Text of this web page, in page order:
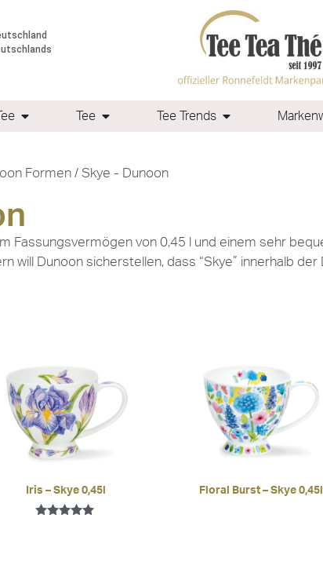
Tee Tee Trends
Formen / Skye - Dunoon
Fassungsvermögen von 0,45 l und einem sehr
will Dunoon sicherstellen, dass “Skye” innerhalb
Iris – Skye 0,45l Floral Burst – Skye 0,45l